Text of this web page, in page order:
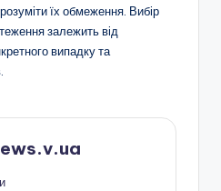
їх обмеження. Вибір
залежить від
випадку та